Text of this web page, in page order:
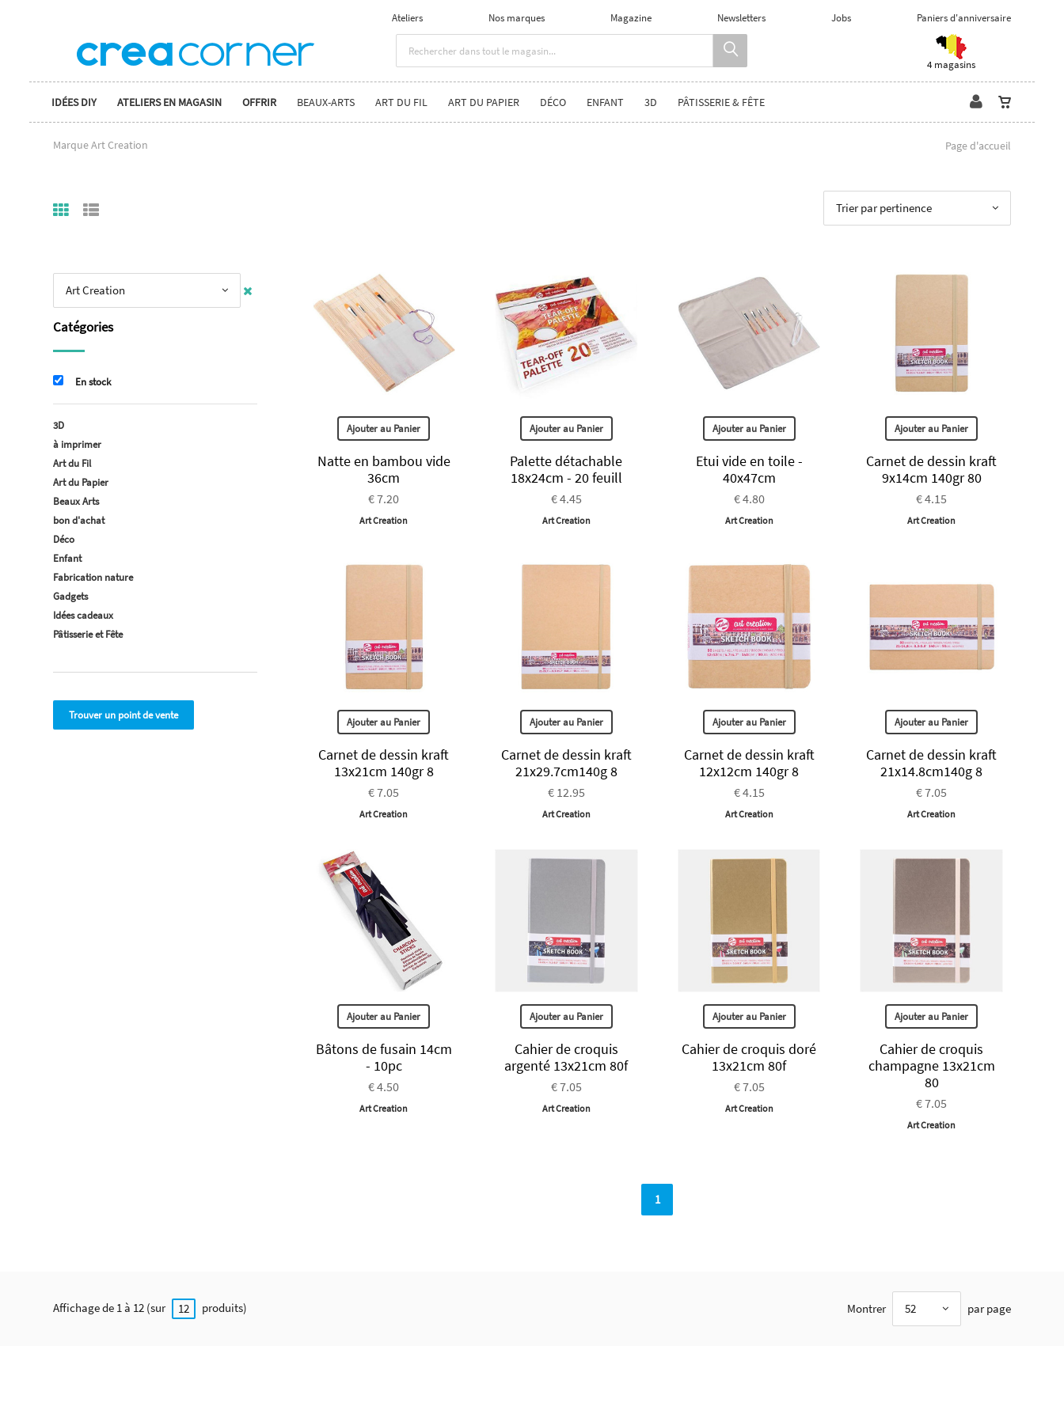
Ateliers Nos marques Magazine Newsletters Jobs Paniers d'anniversaire
4 magasins
IDÉES DIY ATELIERS EN MAGASIN OFFRIR BEAUX-ARTS ART DU FIL ART DU PAPIER DÉCO ENFANT 3D PÂTISSERIE & FÊTE
Marque Art Creation Page d'accueil
Trier par pertinence
Ajouter au Panier
Natte en bambou vide
36cm
€ 7.20
Art Creation
Ajouter au Panier
Palette détachable
18x24cm - 20 feuill
€ 4.45
Art Creation
Ajouter au Panier
Etui vide en toile -
40x47cm
€ 4.80
Art Creation
Ajouter au Panier
Carnet de dessin kraft
9x14cm 140gr 80
€ 4.15
Art Creation
Ajouter au Panier
Carnet de dessin kraft
13x21cm 140gr 8
€ 7.05
Art Creation
Ajouter au Panier
Carnet de dessin kraft
21x29.7cm140g 8
€ 12.95
Art Creation
Ajouter au Panier
Carnet de dessin kraft
12x12cm 140gr 8
€ 4.15
Art Creation
Ajouter au Panier
Carnet de dessin kraft
21x14.8cm140g 8
€ 7.05
Art Creation
Ajouter au Panier
Bâtons de fusain 14cm
- 10pc
€ 4.50
Art Creation
Ajouter au Panier
Cahier de croquis
argenté 13x21cm 80f
€ 7.05
Art Creation
Ajouter au Panier
Cahier de croquis doré
13x21cm 80f
€ 7.05
Art Creation
Ajouter au Panier
Cahier de croquis
champagne 13x21cm
80
€ 7.05
Art Creation
1
Art Creation
Catégories
En stock
3D
à imprimer
Art du Fil
Art du Papier
Beaux Arts
bon d'achat
Déco
Enfant
Fabrication nature
Gadgets
Idées cadeaux
Pâtisserie et Fête
Trouver un point de vente
Affichage de 1 à 12 (sur 12 produits) Montrer 52 par page